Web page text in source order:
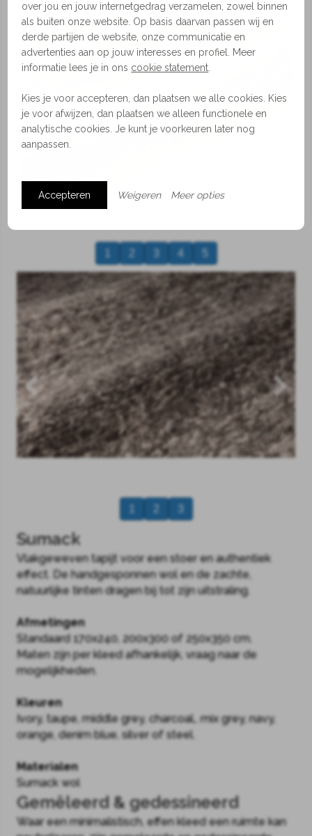
Wol
4
Sumack
Vlakgeweven tapijt voor een stoer en authentiek
effect. De handgesponnen wol en de zachte,
natuurlijke tinten dragen bij tot zijn uitstraling.
Afmetingen
Standaard 170x240, 200x300 of 250x350 cm.
Maten zijn per kleed afhankelijk, vraag naar de
mogelijkheden.
Kleuren
Ivory, taupe, middle grey, charcoal,. mix grey, navy,
orange, denim blue, silver of steel.
Materialen
Sumack wol
Gemêleerd & gedessineerd
Waar een minimalistisch, effen kleed een ruimte kan
over jou en jouw internetgedrag verzamelen, zowel binnen
als buiten onze website. Op basis daarvan passen wij en
derde partijen de website, onze communicatie en
advertenties aan op jouw interesses en profiel. Meer
informatie lees je in ons cookie statement
Kies je voor accepteren, dan plaatsen we alle cookies. Kies
je voor afwijzen, dan plaatsen we alleen functionele en
analytische cookies. Je kunt je voorkeuren later nog
aanpassen.
Accepteren Weigeren Meer opties